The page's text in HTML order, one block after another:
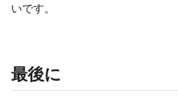
いです。
最後に